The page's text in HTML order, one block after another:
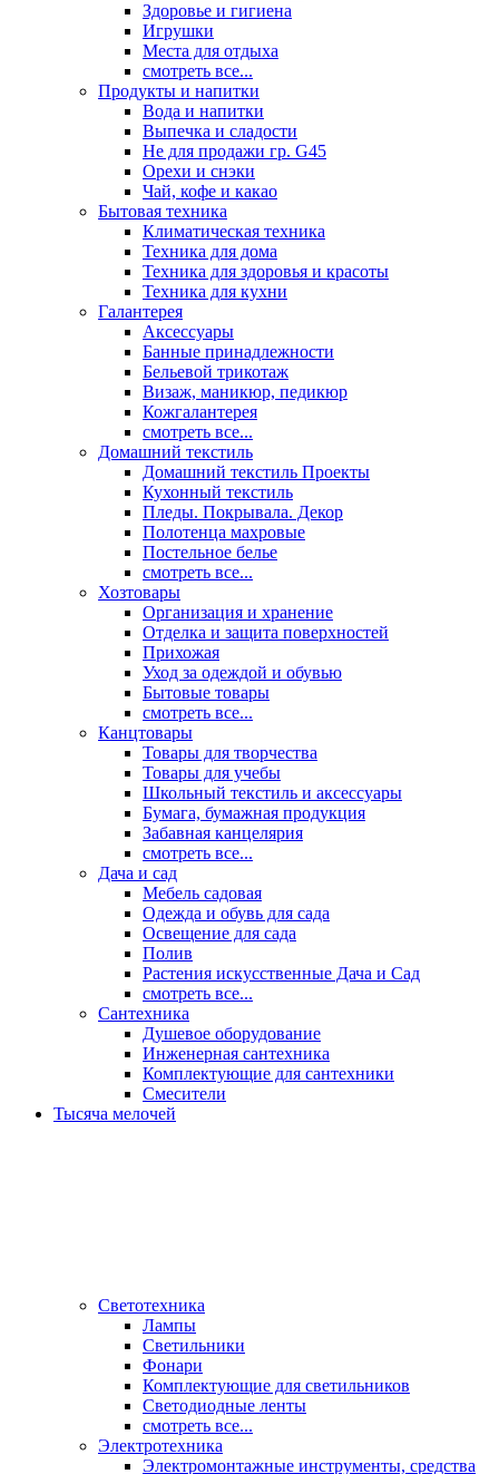
Здоровье и гигиена
Игрушки
Места для отдыха
смотреть все...
Продукты и напитки
Вода и напитки
Выпечка и сладости
Не для продажи гр. G45
Орехи и снэки
Чай, кофе и какао
Бытовая техника
Климатическая техника
Техника для дома
Техника для здоровья и красоты
Техника для кухни
Галантерея
Аксессуары
Банные принадлежности
Бельевой трикотаж
Визаж, маникюр, педикюр
Кожгалантерея
смотреть все...
Домашний текстиль
Домашний текстиль Проекты
Кухонный текстиль
Пледы. Покрывала. Декор
Полотенца махровые
Постельное белье
смотреть все...
Хозтовары
Организация и хранение
Отделка и защита поверхностей
Прихожая
Уход за одеждой и обувью
Бытовые товары
смотреть все...
Канцтовары
Товары для творчества
Товары для учебы
Школьный текстиль и аксессуары
Бумага, бумажная продукция
Забавная канцелярия
смотреть все...
Дача и сад
Мебель садовая
Одежда и обувь для сада
Освещение для сада
Полив
Растения искусственные Дача и Сад
смотреть все...
Сантехника
Душевое оборудование
Инженерная сантехника
Комплектующие для сантехники
Смесители
Тысяча мелочей
Светотехника
Лампы
Светильники
Фонари
Комплектующие для светильников
Светодиодные ленты
смотреть все...
Электротехника
Электромонтажные инструменты, средства